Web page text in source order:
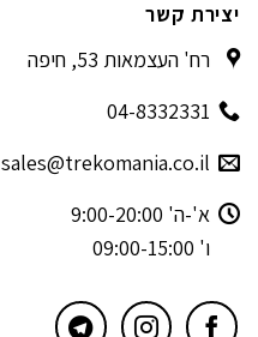
יצירת קשר
רח' העצמאות 53, חיפה
04-8332331
sales@trekomania.co.il
א'-ה' 9:00-20:00
ו' 09:00-15:00